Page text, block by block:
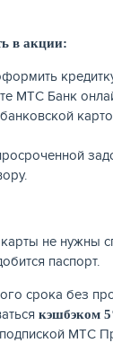
в акции:
МТС Банк
не нужны
паспорт.
срока без
кэшбэком
подпиской МТС